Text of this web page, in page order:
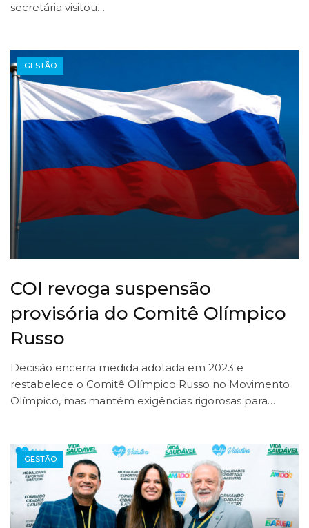
secretária visitou…
GESTÃO
COI revoga suspensão
provisória do Comitê Olímpico
Russo
Decisão encerra medida adotada em 2023 e
restabelece o Comitê Olímpico Russo no Movimento
Olímpico, mas mantém exigências rigorosas para…
GESTÃO